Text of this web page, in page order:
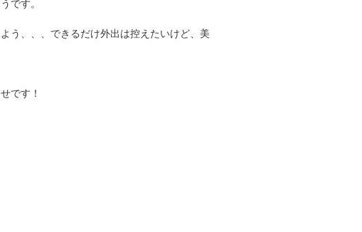
うです。
よう、、、できるだけ外出は控えたいけど、美
せです！